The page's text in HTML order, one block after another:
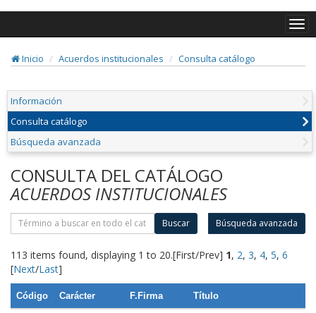
Inicio
Acuerdos institucionales Consulta catálogo
Información
Consulta catálogo
Búsqueda avanzada
CONSULTA DEL CATÁLOGO
ACUERDOS INSTITUCIONALES
Buscar Búsqueda avanzada
113 items found, displaying 1 to 20.[First/Prev] 1, 2, 3, 4, 5, 6
[Next/Last]
Código Carácter F.Firma Título